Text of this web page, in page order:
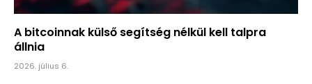
A bitcoinnak külső segítség nélkül kell talpra
állnia
2026. július 6.